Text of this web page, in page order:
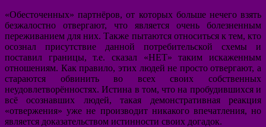
«Обесточенных» партнёров, от которых больше нечего взять
безжалостно отвергают, что является очень болезненным
переживанием для них. Также пытаются относиться к тем, кто
осознал присутствие данной потребительской схемы и
поставил границы, т.е. сказал «НЕТ» таким искаженным
отношениям. Как правило, этих людей не просто отвергают, а
стараются обвинить во всех своих собственных
неудовлетворённостях. Истина в том, что на пробудившихся и
всё осознавших людей, такая демонстративная реакция
«отвержения» уже не производит никакого впечатления, но
является доказательством истинности своих догадок.